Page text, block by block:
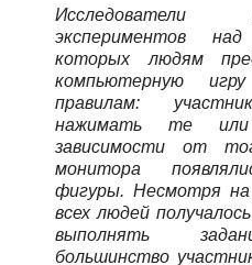
экспериментов
которых людям
компьютерную
правилам:
нажимать те
зависимости от
монитора
фигуры. Несмотря
всех людей
выполнять
большинство